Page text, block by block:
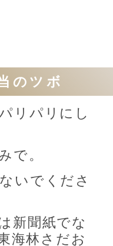
のツボ
リパリにし
で。
いでくださ
新聞紙でな
海林さだお